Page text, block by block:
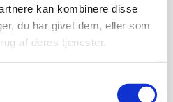
kan kombinere disse
du har givet dem, eller som
af deres tjenester.